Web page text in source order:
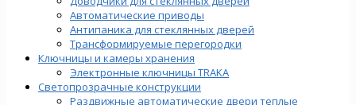
Автоматические приводы
Антипаника для стеклянных дверей
Трансформируемые перегородки
Ключницы и камеры хранения
Электронные ключницы TRAKA
Светопрозрачные конструкции
Раздвижные автоматические двери теплые